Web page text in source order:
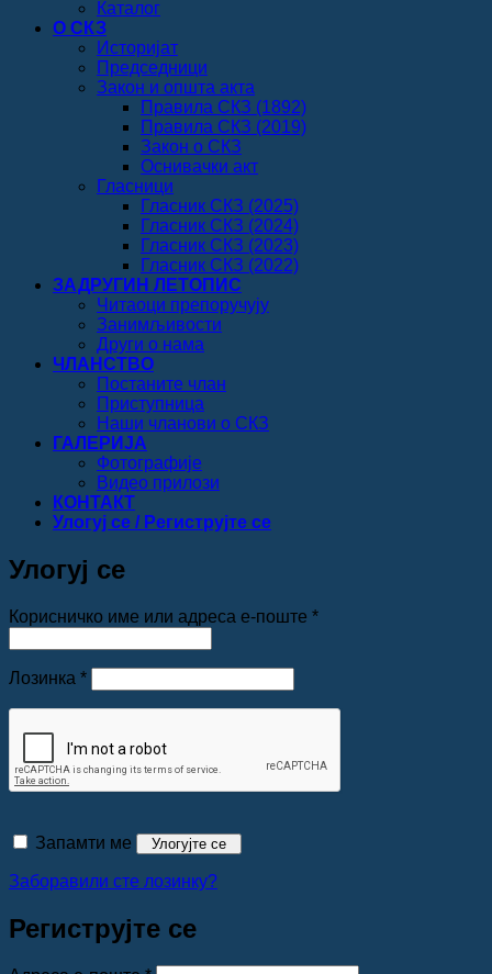
Каталог
О СКЗ
Историјат
Председници
Закон и општа акта
Правила СКЗ (1892)
Правила СКЗ (2019)
Закон о СКЗ
Оснивачки акт
Гласници
Гласник СКЗ (2025)
Гласник СКЗ (2024)
Гласник СКЗ (2023)
Гласник СКЗ (2022)
ЗАДРУГИН ЛЕТОПИС
Читаоци препоручују
Занимљивости
Други о нама
ЧЛАНСТВО
Постаните члан
Приступница
Наши чланови о СКЗ
ГАЛЕРИЈА
Фотографије
Видео прилози
КОНТАКТ
Улогуј се / Региструјте се
Улогуј се
Корисничко име или адреса е-поште *Обавезно
Лозинка *Обавезно
Запамти ме Улогујте се
Заборавили сте лозинку?
Региструјте се